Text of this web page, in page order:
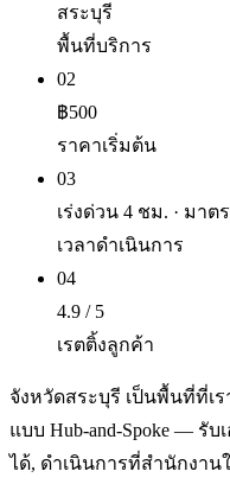
สระบุรี
พื้นที่บริการ
02
฿500
ราคาเริ่มต้น
03
เร่งด่วน 4 ชม. · มาต
เวลาดำเนินการ
04
4.9 / 5
เรตติ้งลูกค้า
จังหวัดสระบุรี เป็นพื้นที่ที่เร
แบบ Hub-and-Spoke — รั
ได้, ดำเนินการที่สำนักงา